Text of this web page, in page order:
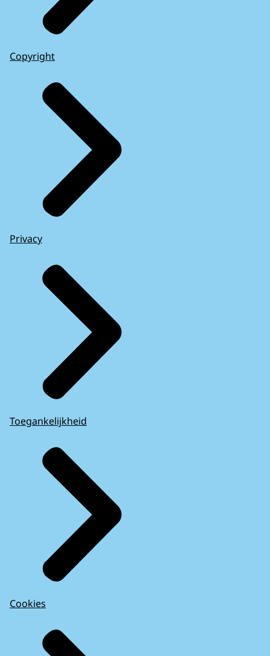
Copyright
Privacy
Toegankelijkheid
Cookies